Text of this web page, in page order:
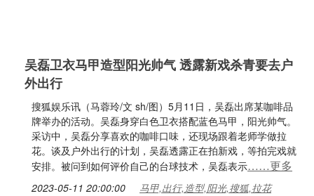
吴磊卫衣马甲造型阳光帅气 透露新戏杀青要去户
外出行
搜狐娱乐讯（马蓉玲/文 sh/图）5月11日，吴磊出席某咖啡品
牌举办的活动。吴磊身穿白色卫衣搭配蓝色马甲，阳光帅气。
采访中，吴磊分享喜欢的咖啡口味，还现场跟着老师学做拉
花。谈及户外出行的计划，吴磊透露正在拍新戏，等拍完戏就
安排。被问到如何评价自己的台球技术，吴磊表示……更多
2023-05-11 20:00:00 马甲,出行,造型,阳光,搜狐,拉花